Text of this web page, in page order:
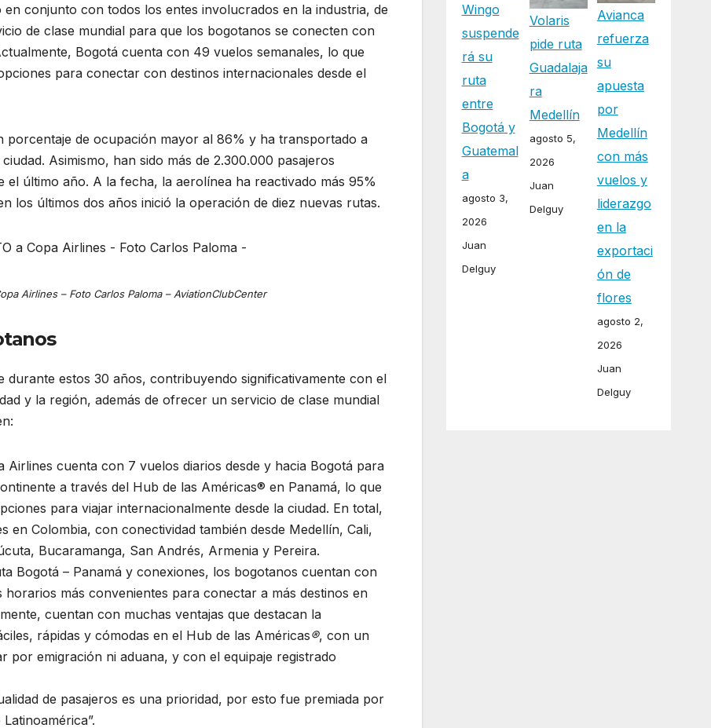
conjunto con todos los entes involucrados en la industria, de
de clase mundial para que los bogotanos se conecten con
Bogotá cuenta con 49 vuelos semanales, lo que
para conectar con destinos internacionales desde el
porcentaje de ocupación mayor al 86% y ha transportado a
Asimismo, han sido más de 2.300.000 pasajeros
último año. A la fecha, la aerolínea ha reactivado más 95%
los últimos dos años inició la operación de diez nuevas rutas.
Airlines – Foto Carlos Paloma – AviationClubCenter
estos 30 años, contribuyendo significativamente con el
y la región, además de ofrecer un servicio de clase mundial
Airlines cuenta con 7 vuelos diarios desde y hacia Bogotá para
a través del Hub de las Américas® en Panamá, lo que
para viajar internacionalmente desde la ciudad. En total,
en Colombia, con conectividad también desde Medellín, Cali,
Bucaramanga, San Andrés, Armenia y Pereira.
Bogotá – Panamá y conexiones, los bogotanos cuentan con
más convenientes para conectar a más destinos en
cuentan con muchas ventajas que destacan la
rápidas y cómodas en el Hub de las Américas®, con un
por emigración ni aduana, y con el equipaje registrado
de pasajeros es una prioridad, por esto fue premiada por
Wingo
suspende
rá su
ruta
entre
Bogotá y
Guatemal
a
agosto 3,
2026
Juan
Delguy
Volaris
pide ruta
Guadalaja
ra
Medellín
agosto 5,
2026
Juan
Delguy
Avianca
refuerza
su
apuesta
por
Medellín
con más
vuelos y
liderazgo
en la
exportaci
ón de
flores
agosto 2,
2026
Juan
Delguy